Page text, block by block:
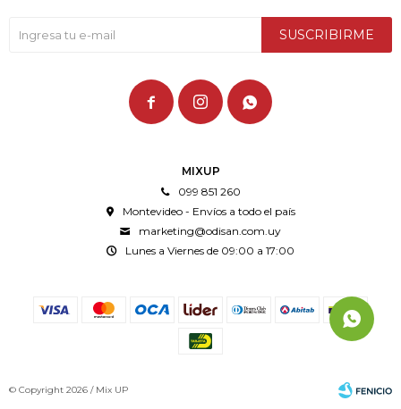
MIXUP
099 851 260
Montevideo - Envíos a todo el país
marketing@odisan.com.uy
Lunes a Viernes de 09:00 a 17:00
SUSCRIBIRME
  
© Copyright 2026 / Mix UP